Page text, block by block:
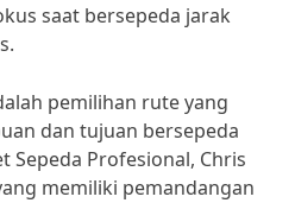
saat bersepeda jarak
pemilihan rute yang
dan tujuan bersepeda
Sepeda Profesional, Chris
memiliki pemandangan